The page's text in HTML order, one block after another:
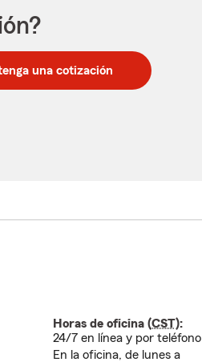
una cotización
Horas de oficina (CST):
24/7 en línea y por teléfono
En la oficina, de lunes a